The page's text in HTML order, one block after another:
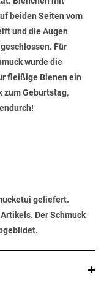
beiden Seiten vom
und die Augen
Für
wurde die
fleißige Bienen ein
zum Geburtstag,
geliefert.
Der Schmuck